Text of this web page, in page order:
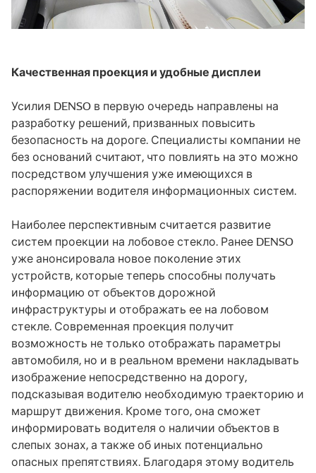
Качественная проекция и удобные дисплеи
Усилия DENSO в первую очередь направлены на
разработку решений, призванных повысить
безопасность на дороге. Специалисты компании не
без оснований считают, что повлиять на это можно
посредством улучшения уже имеющихся в
распоряжении водителя информационных систем.
Наиболее перспективным считается развитие
систем проекции на лобовое стекло. Ранее DENSO
уже анонсировала новое поколение этих
устройств, которые теперь способны получать
информацию от объектов дорожной
инфраструктуры и отображать ее на лобовом
стекле. Современная проекция получит
возможность не только отображать параметры
автомобиля, но и в реальном времени накладывать
изображение непосредственно на дорогу,
подсказывая водителю необходимую траекторию и
маршрут движения. Кроме того, она сможет
информировать водителя о наличии объектов в
слепых зонах, а также об иных потенциально
опасных препятствиях. Благодаря этому водитель